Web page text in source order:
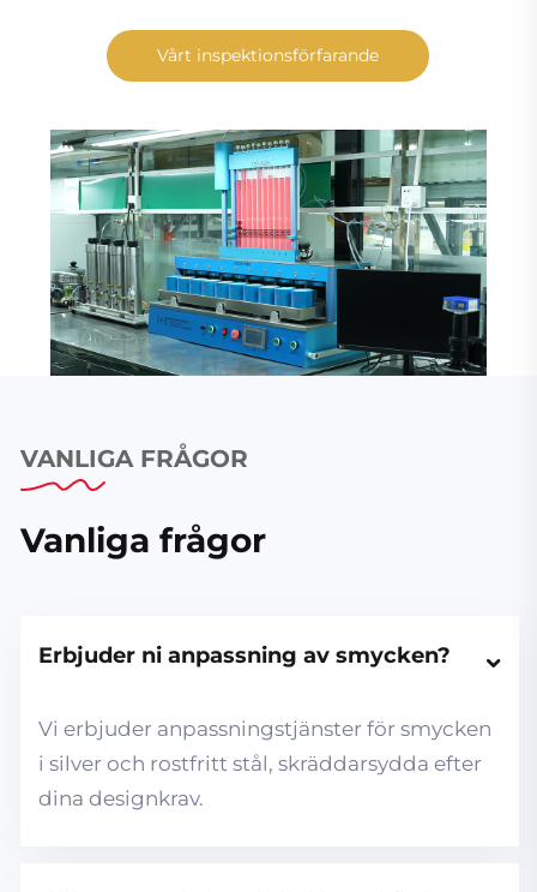
Vårt inspektionsförfarande
VANLIGA FRÅGOR
Vanliga frågor
Erbjuder ni anpassning av smycken?
Vi erbjuder anpassningstjänster för smycken
i silver och rostfritt stål, skräddarsydda efter
dina designkrav.